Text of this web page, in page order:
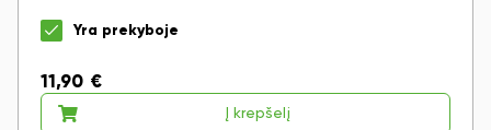
Yra prekyboje
11,90 €
Į krepšelį